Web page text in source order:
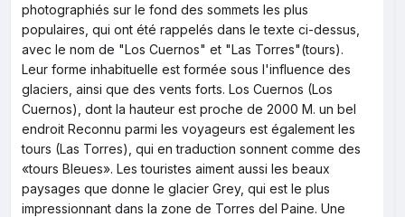
photographiés sur le fond des sommets les plus
populaires, qui ont été rappelés dans le texte ci-dessus,
avec le nom de "Los Cuernos" et "Las Torres"(tours).
Leur forme inhabituelle est formée sous l'influence des
glaciers, ainsi que des vents forts. Los Cuernos (Los
Cuernos), dont la hauteur est proche de 2000 M. un bel
endroit Reconnu parmi les voyageurs est également les
tours (Las Torres), qui en traduction sonnent comme des
«tours Bleues». Les touristes aiment aussi les beaux
paysages que donne le glacier Grey, qui est le plus
impressionnant dans la zone de Torres del Paine. Une